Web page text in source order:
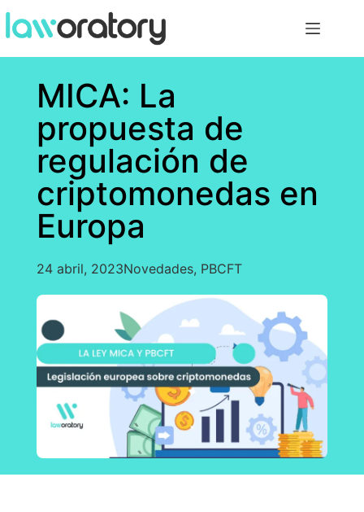
MICA: La
propuesta de
regulación de
criptomonedas en
Europa
24 abril, 2023Novedades, PBCFT